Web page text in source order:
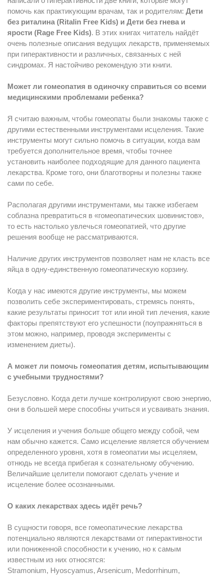
помочь как практикующим врачам, так и родителям: Дети
без риталина (Ritalin Free Kids) и Дети без гнева и
ярости (Rage Free Kids). В этих книгах читатель найдёт
очень полезные описания ведущих лекарств, применяемых
при гиперактивности и различных, связанных с ней
синдромах. Я настойчиво рекомендую эти книги.
Может ли гомеопатия в одиночку справиться со всеми
медицинскими проблемами ребенка?
Я считаю важным, чтобы гомеопаты были знакомы также с
другими естественными инструментами исцеления. Такие
инструменты могут сильно помочь в ситуации, когда вам
требуется дополнительное время, чтобы точнее
установить наиболее подходящие для данного пациента
лекарства. Кроме того, они благотворны и полезны также
сами по себе.
Располагая другими инструментами, мы также избегаем
соблазна превратиться в «гомеопатических шовинистов»,
то есть настолько увлечься гомеопатией, что другие
решения вообще не рассматриваются.
Наличие других инструментов позволяет нам не класть все
яйца в одну-единственную гомеопатическую корзину.
Когда у нас имеются другие инструменты, мы можем
позволить себе экспериментировать, стремясь понять,
какие результаты приносит тот или иной тип лечения, какие
факторы препятствуют его успешности (поупражняться в
этом можно, например, проводя эксперименты с
изменением диеты).
А может ли помочь гомеопатия детям, испытывающим
с учебными трудностями?
Безусловно. Когда дети лучше контролируют свою энергию,
они в большей мере способны учиться и усваивать знания.
У исцеления и учения больше общего между собой, чем
нам обычно кажется. Само исцеление является обучением
определенного уровня, хотя в гомеопатии мы исцеляем,
отнюдь не всегда прибегая к сознательному обучению.
Величайшие целители помогают сделать учение и
исцеление более осознанными.
О каких лекарствах здесь идёт речь?
В сущности говоря, все гомеопатические лекарства
потенциально являются лекарствами от гиперактивности
или пониженной способности к учению, но к самым
известным из них относятся:
Stramonium, Hyoscyamus, Arsenicum, Medorrhinum,